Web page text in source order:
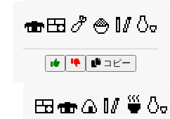
🍣🍱🍤🍚🥢🍶
コピー
🍱🍣🍙🥢🍵🍶